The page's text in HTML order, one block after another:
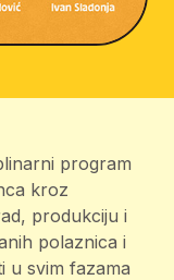
program
kroz
produkciju i
polaznica i
u svim fazama